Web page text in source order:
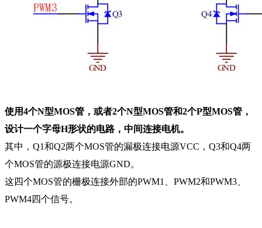
使用4个N型MOS管，或者2个N型MOS管和2个P型MOS管，
设计一个字母H形状的电路，中间连接电机。
其中，Q1和Q2两个MOS管的漏极连接电源VCC，Q3和Q4两
个MOS管的源极连接电源GND。
这四个MOS管的栅极连接外部的PWM1、PWM2和PWM3、
PWM4四个信号。